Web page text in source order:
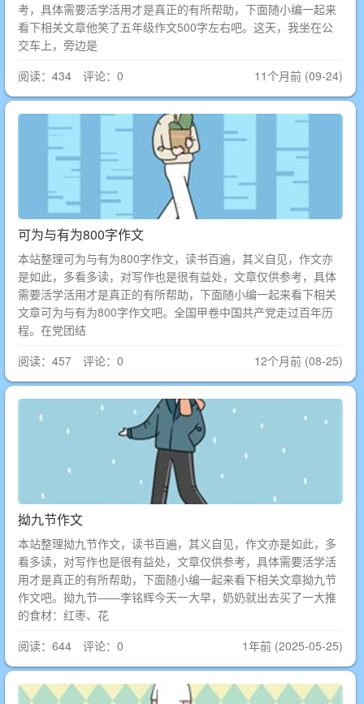
考，具体需要活学活用才是真正的有所帮助，下面随小编一起来
看下相关文章他笑了五年级作文500字左右吧。这天，我坐在公
交车上，旁边是
阅读：434 评论：0
11个月前 (09-24)
可为与有为800字作文
本站整理可为与有为800字作文，读书百遍，其义自见，作文亦
是如此，多看多读，对写作也是很有益处，文章仅供参考，具体
需要活学活用才是真正的有所帮助，下面随小编一起来看下相关
文章可为与有为800字作文吧。全国甲卷中国共产党走过百年历
程。在党团结
阅读：457 评论：0
12个月前 (08-25)
拗九节作文
本站整理拗九节作文，读书百遍，其义自见，作文亦是如此，多
看多读，对写作也是很有益处，文章仅供参考，具体需要活学活
用才是真正的有所帮助，下面随小编一起来看下相关文章拗九节
作文吧。拗九节——李铭辉今天一大早，奶奶就出去买了一大推
的食材：红枣、花
阅读：644 评论：0
1年前 (2025-05-25)